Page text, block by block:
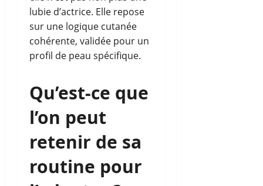
lubie d’actrice. Elle repose
sur une logique cutanée
cohérente, validée pour un
profil de peau spécifique.
Qu’est-ce que
l’on peut
retenir de sa
routine pour